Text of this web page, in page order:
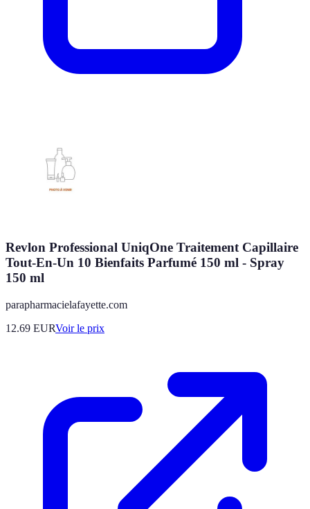
Revlon Professional UniqOne Traitement Capillaire
Tout-En-Un 10 Bienfaits Parfumé 150 ml - Spray
150 ml
parapharmacielafayette.com
12.69 EURVoir le prix